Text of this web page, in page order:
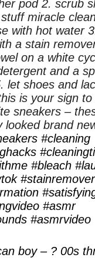
pod 2. scrub
miracle
with hot water
a stain
on a white
and a
let shoes and
is your sign to
sneakers –
looked brand
#cleaning
#bleach
#stainremover
#asmr
#asmrvideo
boy – ? 00s